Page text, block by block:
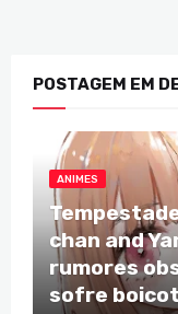
POSTAGEM EM
ANIMES
chan and
rumores
sofre